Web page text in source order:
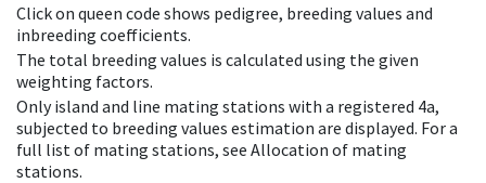
Click on queen code shows pedigree, breeding values and
inbreeding coefficients.
The total breeding values is calculated using the given
weighting factors.
Only island and line mating stations with a registered 4a,
subjected to breeding values estimation are displayed. For a
full list of mating stations, see Allocation of mating
stations.